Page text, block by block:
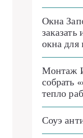
Окна
окна для
Монтаж
собрать
тепло
Соуэ